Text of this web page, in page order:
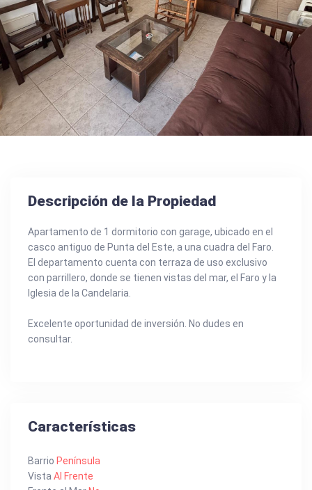
Descripción de la Propiedad
Apartamento de 1 dormitorio con garage, ubicado en el
casco antiguo de Punta del Este, a una cuadra del Faro.
El departamento cuenta con terraza de uso exclusivo
con parrillero, donde se tienen vistas del mar, el Faro y la
Iglesia de la Candelaria.
Excelente oportunidad de inversión. No dudes en
consultar.
Características
Barrio Península
Vista Al Frente